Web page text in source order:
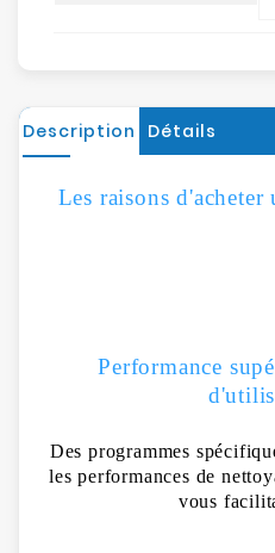
Description Détails
Les raisons
Performance
Des programmes
les performances de
vous